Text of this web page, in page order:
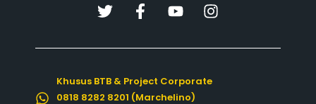
T
e
F
o
Y
b
I
g
Khusus BTB & Project Corporate
0818 8282 8201 (Marchelino)